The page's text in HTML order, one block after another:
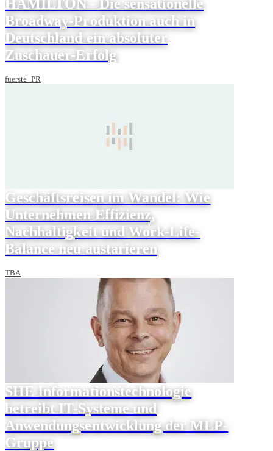
HAMILTON - Die sensationelle
Broadway-Produktion auch in
Deutschland ein absoluter
Zuschauer-Erfolg
fuerste_PR
Geschäftsreisen im Wandel: Wie
Unternehmen Effizienz,
Nachhaltigkeit und Work-Life-
Balance neu austarieren
TBA
SHE Informationstechnologie
betreibt IT-Systeme und
Anwendungsentwicklung der MLP-
Gruppe